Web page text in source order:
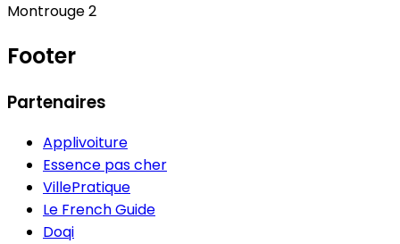
Montrouge 2
Footer
Partenaires
Applivoiture
Essence pas cher
VillePratique
Le French Guide
Doqi